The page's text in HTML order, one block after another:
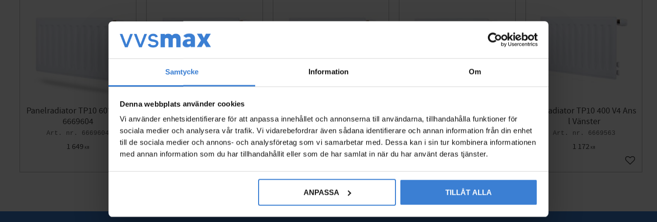
Samtycke Information Om
Denna webbplats använder cookies
Vi använder enhetsidentifierare för att anpassa innehållet och annonserna till användarna, tillhandahålla funktioner för
sociala medier och analysera vår trafik. Vi vidarebefordrar även sådana identifierare och annan information från din enhet
till de sociala medier och annons- och analysföretag som vi samarbetar med. Dessa kan i sin tur kombinera informationen
med annan information som du har tillhandahållit eller som de har samlat in när du har använt deras tjänster.
ANPASSA TILLÅT ALLA
Panelradiator TP10 607 Hö -
6669604
6669604
1 649 KR
Panelradiator TP10 609 Hö -
6669606
6669606
1 867
6669607
6669607
1 635
l Höger
6669562
1 492
TP Radiator TP10 400 V4 Ans
l Vänster
6669563
1 172 KR
Lägg